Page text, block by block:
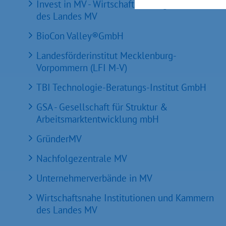
Invest in MV - Wirtschaftsfördergesellschaft
des Landes MV
BioCon Valley®GmbH
Landesförderinstitut Mecklenburg-
Vorpommern (LFI M-V)
TBI Technologie-Beratungs-Institut GmbH
GSA - Gesellschaft für Struktur &
Arbeitsmarktentwicklung mbH
GründerMV
Nachfolgezentrale MV
Unternehmerverbände in MV
Wirtschaftsnahe Institutionen und Kammern
des Landes MV